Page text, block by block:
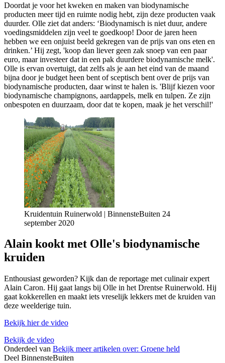
Doordat je voor het kweken en maken van biodynamische
producten meer tijd en ruimte nodig hebt, zijn deze producten vaak
duurder. Olle ziet dat anders: ‘Biodynamisch is niet duur, andere
voedingsmiddelen zijn veel te goedkoop! Door de jaren heen
hebben we een onjuist beeld gekregen van de prijs van ons eten en
drinken.’ Hij zegt, 'koop dan liever geen zak snoep van een paar
euro, maar investeer dat in een pak duurdere biodynamische melk'.
Olle is ervan overtuigt, dat zelfs als je aan het eind van de maand
bijna door je budget heen bent of sceptisch bent over de prijs van
biodynamische producten, daar winst te halen is. 'Blijf kiezen voor
biodynamische champignons, aardappels, melk en tulpen. Ze zijn
onbespoten en duurzaam, door dat te kopen, maak je het verschil!'
Kruidentuin Ruinerwold | BinnensteBuiten 24
september 2020
Alain kookt met Olle's biodynamische
kruiden
Enthousiast geworden? Kijk dan de reportage met culinair expert
Alain Caron. Hij gaat langs bij Olle in het Drentse Ruinerwold. Hij
gaat kokkerellen en maakt iets vreselijk lekkers met de kruiden van
deze weelderige tuin.
Bekijk hier de video
Bekijk de video
Onderdeel van Bekijk meer artikelen over: Groene held
Deel BinnensteBuiten